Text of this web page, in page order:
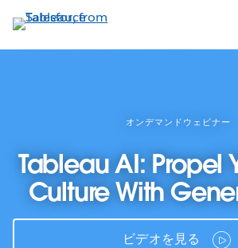
イ
ン
オンデマンドウェビナー
Tableau AI: Propel
Culture With
ビデオを見る